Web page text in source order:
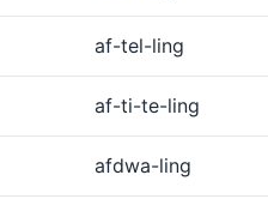
af-tel-ling
af-ti-te-ling
afdwa-ling